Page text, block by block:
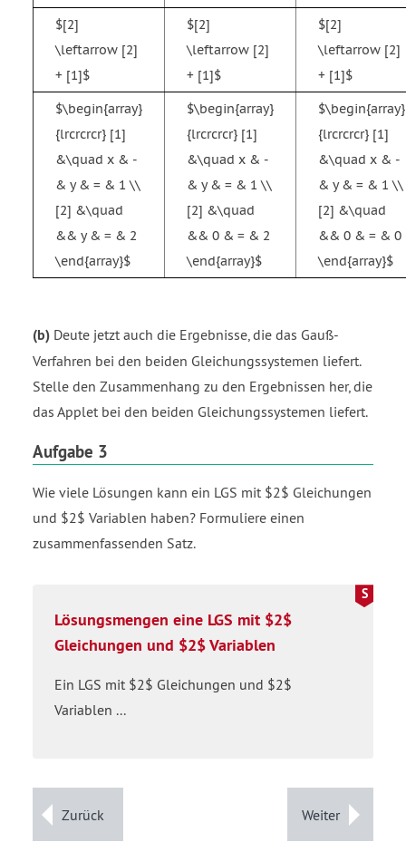
$[2]
\leftarrow [2]
+ [1]$
$[2]
\leftarrow [2]
+ [1]$
$[2]
\leftarrow [2]
+ [1]$
$\begin{array}
{lrcrcrcr} [1]
&\quad x & -
& y & = & 1 \\
[2] &\quad
&& y & = & 2
\end{array}$
$\begin{array}
{lrcrcrcr} [1]
&\quad x & -
& y & = & 1 \\
[2] &\quad
&& 0 & = & 2
\end{array}$
$\begin{array}
{lrcrcrcr} [1]
&\quad x & -
& y & = & 1 \\
[2] &\quad
&& 0 & = & 0
\end{array}$
(b) Deute jetzt auch die Ergebnisse, die das Gauß-
Verfahren bei den beiden Gleichungssystemen liefert.
Stelle den Zusammenhang zu den Ergebnissen her, die
das Applet bei den beiden Gleichungssystemen liefert.
Aufgabe 3
Wie viele Lösungen kann ein LGS mit $2$ Gleichungen
und $2$ Variablen haben? Formuliere einen
zusammenfassenden Satz.
Lösungsmengen eine LGS mit $2$
Gleichungen und $2$ Variablen
Ein LGS mit $2$ Gleichungen und $2$
Variablen ...
Zurück Weiter